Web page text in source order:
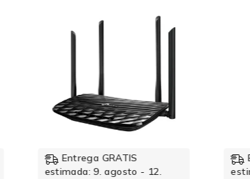
Gigabit Ethernet 10/100/1000
28 mm
- 12.
Entrega GRATIS
estimada: 9. agosto - 12.